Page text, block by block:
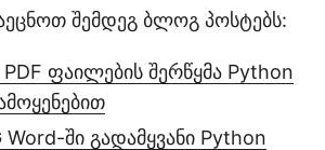
შემდეგ ბლოგ პოსტებს:
PDF ფაილების შერწყმა Python
Word-ში გადამყვანი Python